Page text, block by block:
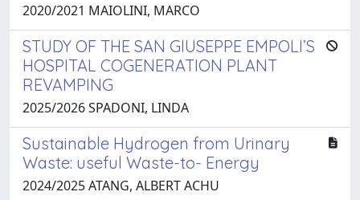
2020/2021 MAIOLINI, MARCO
STUDY OF THE SAN GIUSEPPE EMPOLI’S
HOSPITAL COGENERATION PLANT
REVAMPING
2025/2026 SPADONI, LINDA
Sustainable Hydrogen from Urinary
Waste: useful Waste-to- Energy
2024/2025 ATANG, ALBERT ACHU